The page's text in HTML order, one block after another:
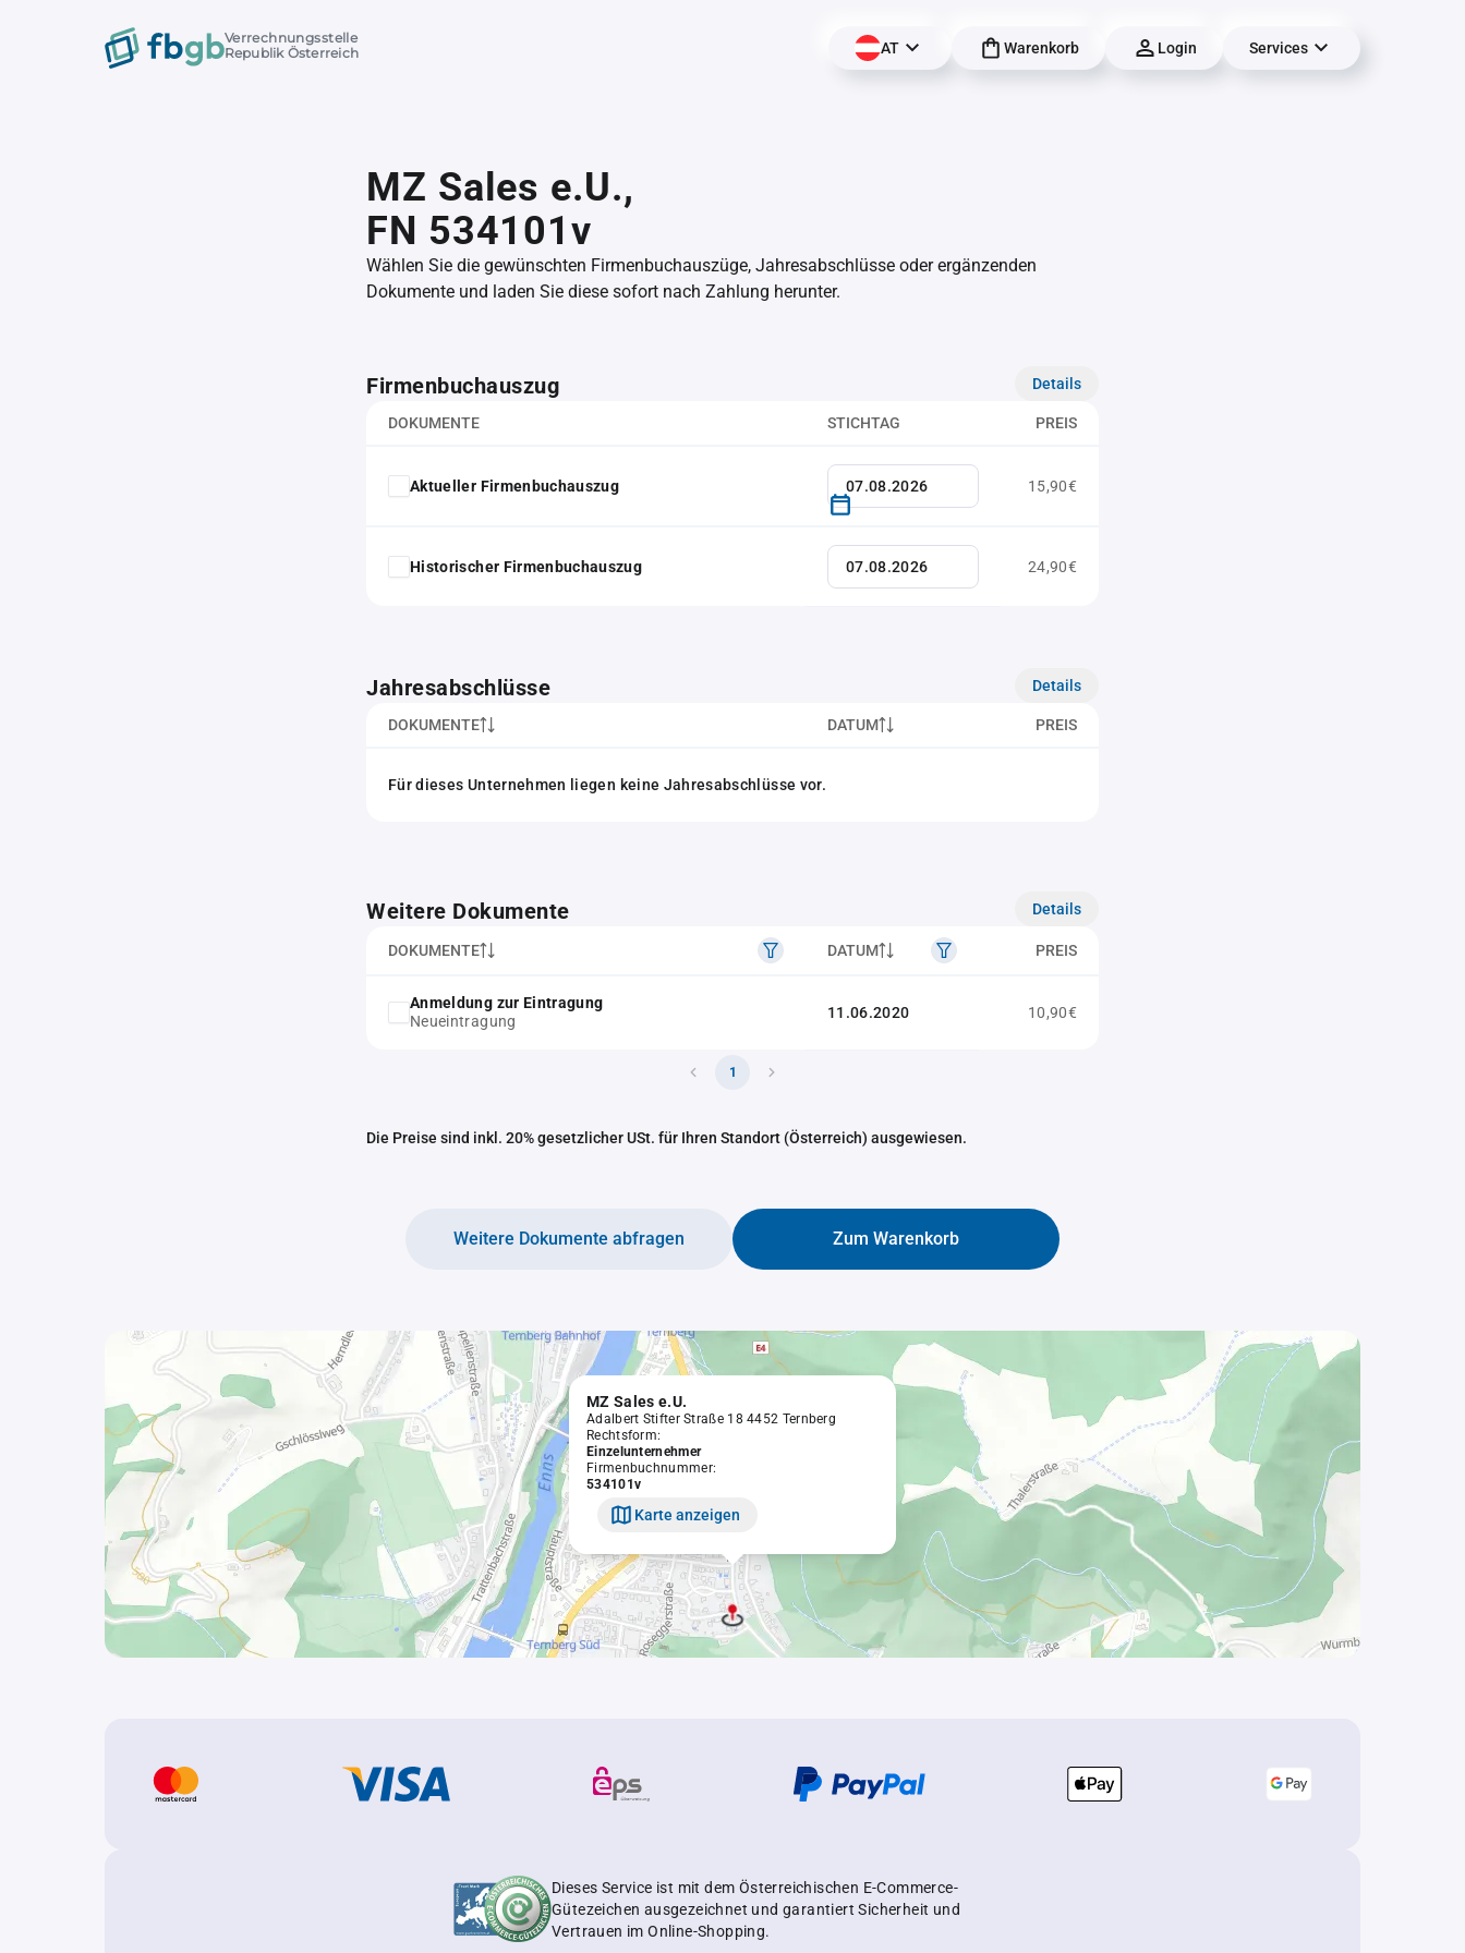
Verrechnungsstelle
Republik Österreich
AT Warenkorb Login Services
MZ Sales e.U.,
FN 534101v
Wählen Sie die gewünschten Firmenbuchauszüge, Jahresabschlüsse oder ergänzenden
Dokumente und laden Sie diese sofort nach Zahlung herunter.
Firmenbuchauszug Details
DOKUMENTE STICHTAG PREIS
Aktueller Firmenbuchauszug 15,90€
Historischer Firmenbuchauszug 24,90€
Jahresabschlüsse Details
DOKUMENTE DATUM PREIS
Für dieses Unternehmen liegen keine Jahresabschlüsse vor.
Weitere Dokumente Details
DOKUMENTE DATUM PREIS
Anmeldung zur Eintragung
Neueintragung
11.06.2020 10,90€
1
Die Preise sind inkl. 20% gesetzlicher USt. für Ihren Standort (Österreich) ausgewiesen.
Zum Warenkorb
Weitere Dokumente abfragen
MZ Sales e.U.
Adalbert Stifter Straße 18 4452 Ternberg
Rechtsform:
Einzelunternehmer
Firmenbuchnummer:
534101v
Karte anzeigen
Dieses Service ist mit dem Österreichischen E-Commerce-
Gütezeichen ausgezeichnet und garantiert Sicherheit und
Vertrauen im Online-Shopping.